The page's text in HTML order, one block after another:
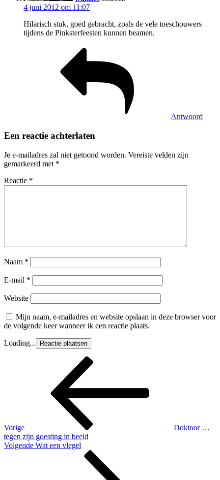
4 juni 2012 om 11:07
Hilarisch stuk, goed gebracht, zoals de vele toeschouwers
tijdens de Pinksterfeesten kunnen beamen.
Antwoord
Een reactie achterlaten
Je e-mailadres zal niet getoond worden. Vereiste velden zijn
gemarkeerd met *
Reactie *
Naam *
E-mail *
Website
Mijn naam, e-mailadres en website opslaan in deze browser voor
de volgende keer wanneer ik een reactie plaats.
Loading...
Berichtnavigatie
Vorige
Doktoor …
tegen zijn goesting in beeld
Volgend
Volgende Wat een vlegel